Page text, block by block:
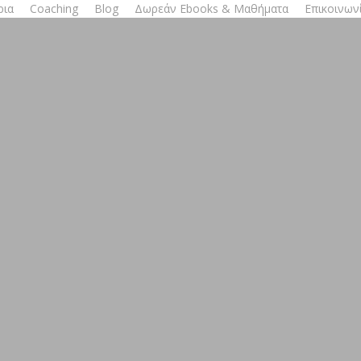
Coaching Blog Δωρεάν Ebooks & Μαθήματα